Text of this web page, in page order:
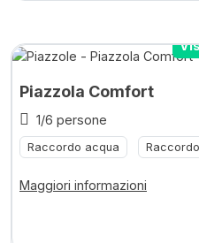
Piazzola Comfort
1/6 persone
Raccordo acqua
Maggiori informazioni